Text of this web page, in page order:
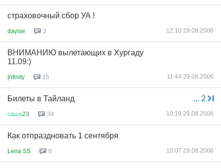
страховочный сбор УА !
daysie 3 12:10 29.08.2006
ВНИМАНИЮ вылетающих в Хургаду
11.09:)
|nfinity 15 11:44 29.08.2006
... 2
Билеты в Тайланд
саша23 39 10:19 29.08.2006
Как отпраздновать 1 сентября
Lena SS 0 10:07 29.08.2006